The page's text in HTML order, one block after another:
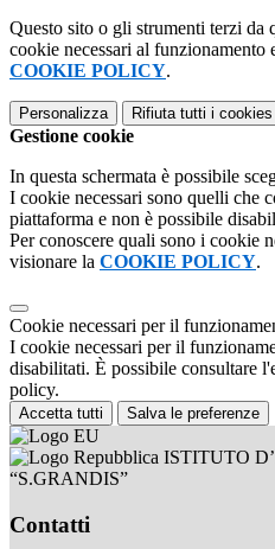
Questo sito o gli strumenti terzi da
cookie necessari al
COOKIE POLICY.
Personalizza Rifiuta tutti i cookies
Gestione cookie
In questa schermata è possibile
I cookie necessari sono quelli che
piattaforma e non è possibile
Per conoscere quali sono i cookie
visionare la COOKIE POLICY.
Cookie necessari per il
I cookie necessari per il
disabilitati. È possibile consultare
policy.
Accetta tutti Salva le preferenze
ISTITUTO
“S.GRANDIS”
Contatti